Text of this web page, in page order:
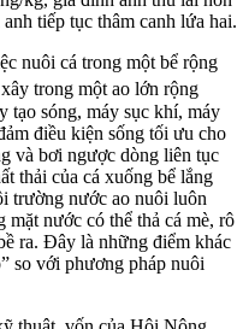
tiếp tục thâm canh lứa hai.
nuôi cá trong một bể rộng
trong một ao lớn rộng
tạo sóng, máy sục khí, máy
điều kiện sống tối ưu cho
và bơi ngược dòng liên tục
thải của cá xuống bể lắng
trường nước ao nuôi luôn
mặt nước có thể thả cá mè, rô
ra. Đây là những điểm khác
so với phương pháp nuôi